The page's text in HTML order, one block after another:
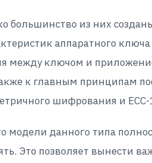
большинство из них
аппаратного
между ключом и
к главным принципам
шифрования и
модели данного типа
Это позволяет вынести